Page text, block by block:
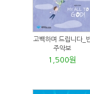
고백하며 드립니다_
주악보
1,500원